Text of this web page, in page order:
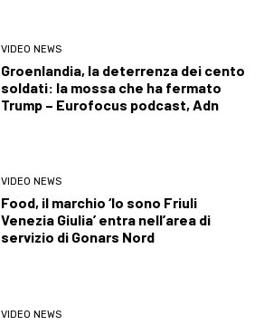
VIDEO NEWS
Groenlandia, la deterrenza dei cento
soldati: la mossa che ha fermato
Trump – Eurofocus podcast, Adn
VIDEO NEWS
Food, il marchio ‘Io sono Friuli
Venezia Giulia’ entra nell’area di
servizio di Gonars Nord
VIDEO NEWS